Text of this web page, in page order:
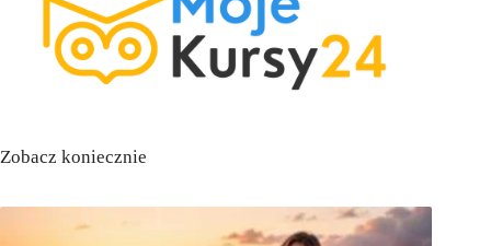
Zobacz koniecznie